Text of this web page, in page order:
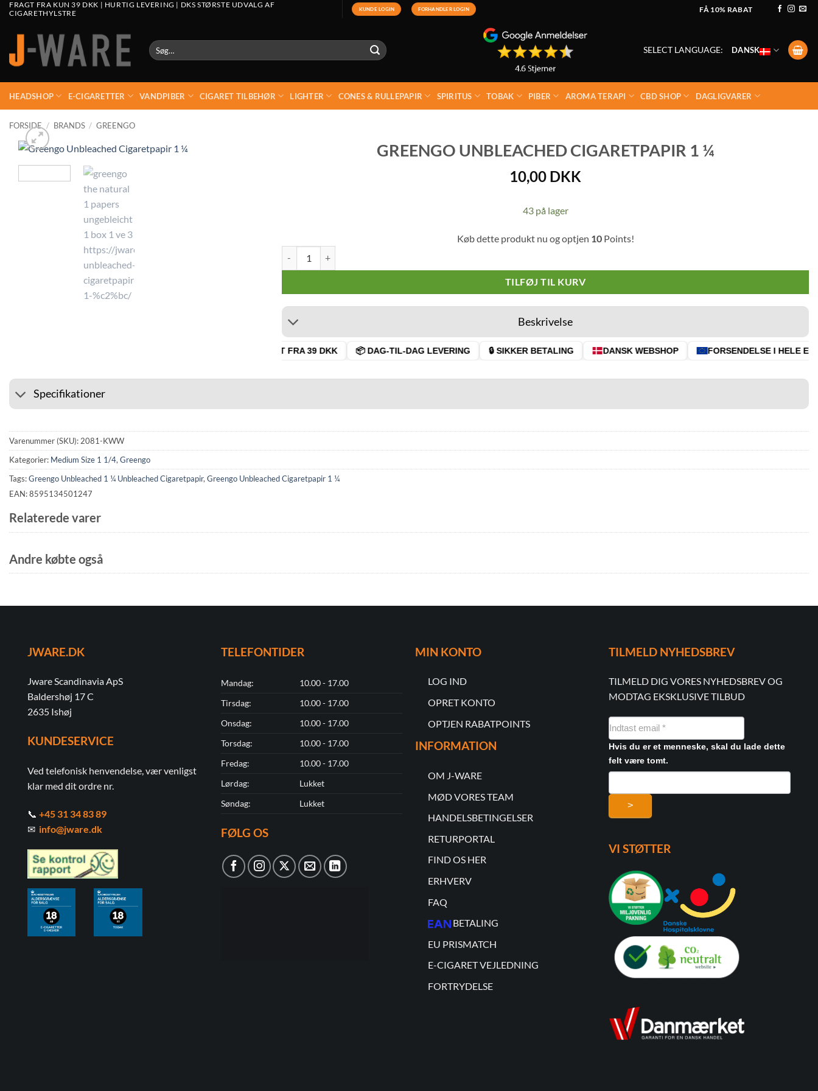
FRAGT FRA KUN 39 DKK | HURTIG LEVERING | DKS STØRSTE UDVALG AF
CIGARETHYLSTRE
KUNDE LOGIN FORHANDLER LOGIN FÅ 10% RABAT
Søg
efter:
SELECT LANGUAGE: DANSK
HEADSHOP E-CIGARETTER VANDPIBER CIGARET TILBEHØR LIGHTER CONES & RULLEPAPIR SPIRITUS TOBAK PIBER AROMA TERAPI CBD SHOP DAGLIGVARER
FORSIDE / BRANDS / GREENGO
GREENGO UNBLEACHED CIGARETPAPIR 1 ¼
10,00 DKK
43 på lager
Køb dette produkt nu og optjen 10Points!
TILFØJ TIL KURV
Beskrivelse
🚚 FRAGT FRA 39 DKK 📦 DAG-TIL-DAG LEVERING 🔒 SIKKER BETALING DANSK WEBSHOP FORSENDELSE I HELE EU
Specifikationer
Varenummer (SKU): 2081-KWW
Kategorier: Medium Size 1 1/4, Greengo
Tags:Greengo Unbleached 1 ¼ Unbleached Cigaretpapir, Greengo Unbleached Cigaretpapir 1 ¼
EAN: 8595134501247
Relaterede varer
Andre købte også
JWARE.DK
Jware Scandinavia ApS
Baldershøj 17 C
2635 Ishøj
KUNDESERVICE
Ved telefonisk henvendelse, vær venligst
klar med dit ordre nr.
📞 +45 31 34 83 89
✉ info@jware.dk
TELEFONTIDER
Mandag:
10.00 - 17.00
Tirsdag:
10.00 - 17.00
Onsdag:
10.00 - 17.00
Torsdag:
10.00 - 17.00
Fredag:
10.00 - 17.00
Lørdag:
Lukket
Søndag:
Lukket
FØLG OS
MIN KONTO
LOG IND
OPRET KONTO
OPTJEN RABATPOINTS
INFORMATION
OM J-WARE
MØD VORES TEAM
HANDELSBETINGELSER
RETURPORTAL
FIND OS HER
ERHVERV
FAQ
BETALING
EU PRISMATCH
E-CIGARET VEJLEDNING
FORTRYDELSE
TILMELD NYHEDSBREV
TILMELD DIG VORES NYHEDSBREV OG
MODTAG EKSKLUSIVE TILBUD
NYHEDSMAIL
FORMULAR
Hvis du er et menneske, skal du lade dette
felt være tomt.
>
VI STØTTER